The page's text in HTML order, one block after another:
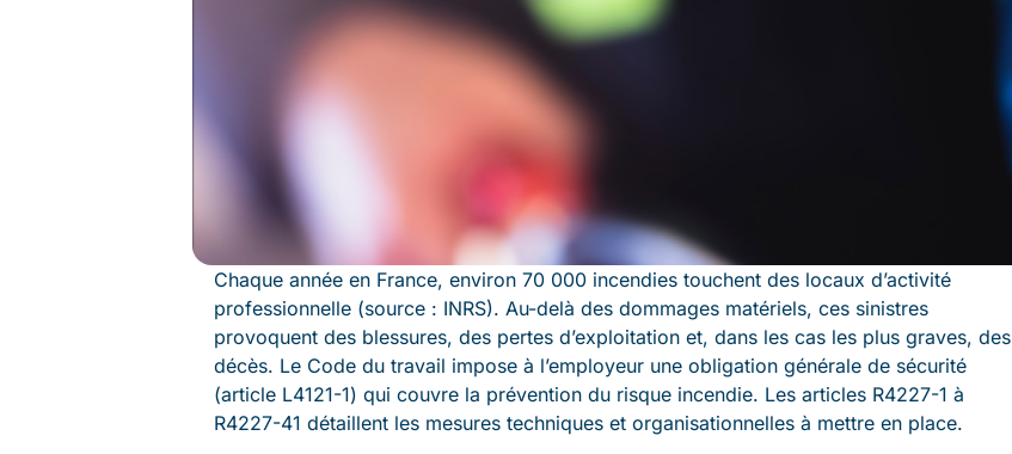
Chaque année en France, environ 70 000 incendies touchent des locaux d’activité
professionnelle (source : INRS). Au-delà des dommages matériels, ces sinistres
provoquent des blessures, des pertes d’exploitation et, dans les cas les plus graves, des
décès. Le Code du travail impose à l’employeur une obligation générale de sécurité
(article L4121-1) qui couvre la prévention du risque incendie. Les articles R4227-1 à
R4227-41 détaillent les mesures techniques et organisationnelles à mettre en place.